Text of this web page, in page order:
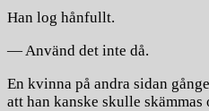
Han log hånfullt.
— Använd det inte då.
En kvinna på andra sidan
att han kanske skulle